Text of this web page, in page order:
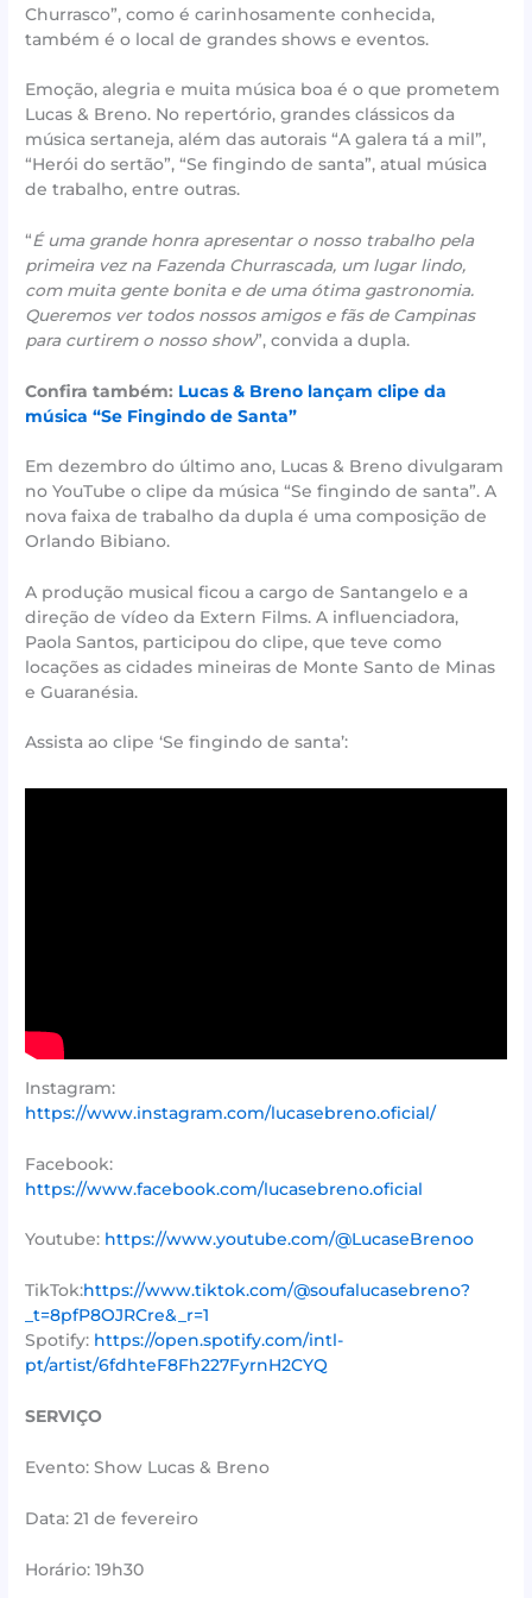
Churrasco”, como é carinhosamente conhecida,
também é o local de grandes shows e eventos.
Emoção, alegria e muita música boa é o que prometem
Lucas & Breno. No repertório, grandes clássicos da
música sertaneja, além das autorais “A galera tá a mil”,
“Herói do sertão”, “Se fingindo de santa”, atual música
de trabalho, entre outras.
“É uma grande honra apresentar o nosso trabalho pela
primeira vez na Fazenda Churrascada, um lugar lindo,
com muita gente bonita e de uma ótima gastronomia.
Queremos ver todos nossos amigos e fãs de Campinas
para curtirem o nosso show”, convida a dupla.
Confira também: Lucas & Breno lançam clipe da
música “Se Fingindo de Santa”
Em dezembro do último ano, Lucas & Breno divulgaram
no YouTube o clipe da música “Se fingindo de santa”. A
nova faixa de trabalho da dupla é uma composição de
Orlando Bibiano.
A produção musical ficou a cargo de Santangelo e a
direção de vídeo da Extern Films. A influenciadora,
Paola Santos, participou do clipe, que teve como
locações as cidades mineiras de Monte Santo de Minas
e Guaranésia.
Assista ao clipe ‘Se fingindo de santa’:
Instagram:
https://www.instagram.com/lucasebreno.oficial/
Facebook:
https://www.facebook.com/lucasebreno.oficial
Youtube: https://www.youtube.com/@LucaseBrenoo
TikTok:https://www.tiktok.com/@soufalucasebreno?
_t=8pfP8OJRCre&_r=1
Spotify: https://open.spotify.com/intl-
pt/artist/6fdhteF8Fh227FyrnH2CYQ
SERVIÇO
Evento: Show Lucas & Breno
Data: 21 de fevereiro
Horário: 19h30